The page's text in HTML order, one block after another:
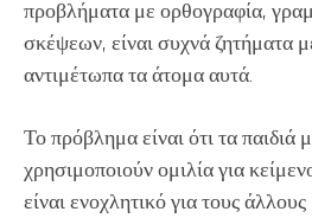
προβλήματα με ορθογραφία,
σκέψεων, είναι συχνά ζητήματα
αντιμέτωπα τα άτομα αυτά.
Το πρόβλημα είναι ότι τα παιδιά
χρησιμοποιούν ομιλία για
είναι ενοχλητικό για τους